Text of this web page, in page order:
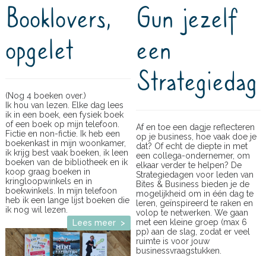
Booklovers,
opgelet
(Nog 4 boeken over.)
Ik hou van lezen. Elke dag lees
ik in een boek, een fysiek boek
of een boek op mijn telefoon.
Fictie en non-fictie. Ik heb een
boekenkast in mijn woonkamer,
ik krijg best vaak boeken, ik leen
boeken van de bibliotheek en ik
koop graag boeken in
kringloopwinkels en in
boekwinkels. In mijn telefoon
heb ik een lange lijst boeken die
ik nog wil lezen.
Lees meer >
Gun jezelf
een
Strategiedag
Af en toe een dagje reflecteren
op je business, hoe vaak doe je
dat? Of echt de diepte in met
een collega-ondernemer, om
elkaar verder te helpen? De
Strategiedagen voor leden van
Bites & Business bieden je de
mogelijkheid om in één dag te
leren, geïnspireerd te raken en
volop te netwerken. We gaan
met een kleine groep (max 6
pp) aan de slag, zodat er veel
ruimte is voor jouw
businessvraagstukken.